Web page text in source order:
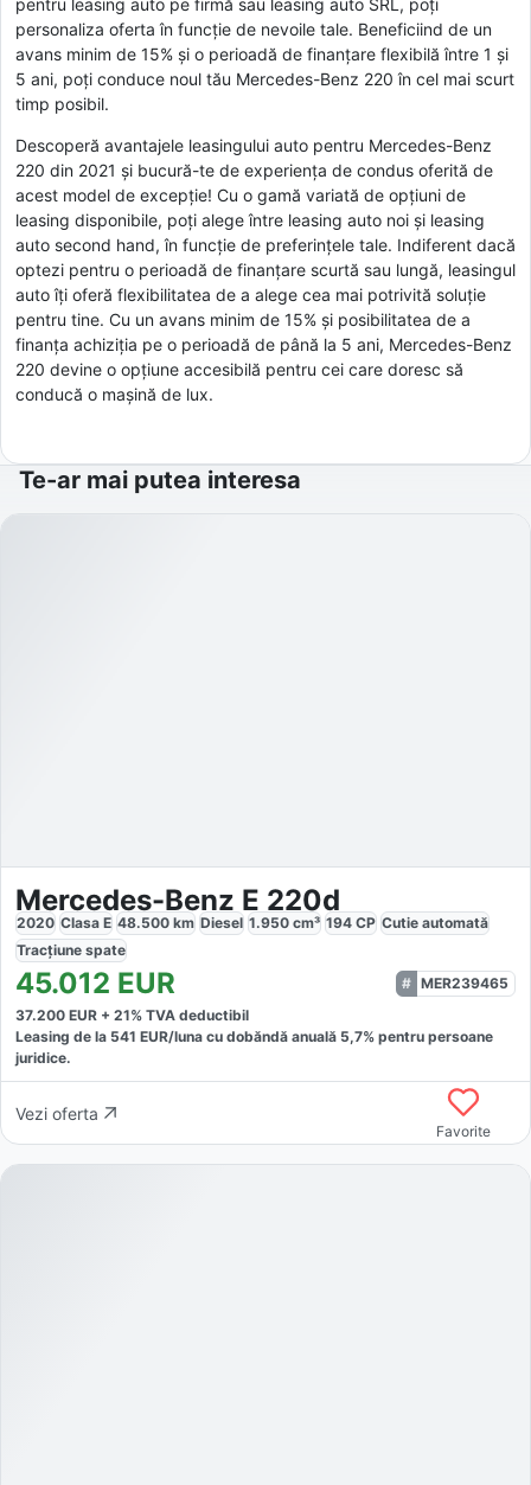
personaliza oferta în funcție de nevoile tale. Beneficiind de un
avans minim de 15% și o perioadă de finanțare flexibilă între 1 și
5 ani, poți conduce noul tău Mercedes-Benz 220 în cel mai scurt
timp posibil.
Descoperă avantajele leasingului auto pentru Mercedes-Benz
220 din 2021 și bucură-te de experiența de condus oferită de
acest model de excepție! Cu o gamă variată de opțiuni de
leasing disponibile, poți alege între leasing auto noi și leasing
auto second hand, în funcție de preferințele tale. Indiferent dacă
optezi pentru o perioadă de finanțare scurtă sau lungă, leasingul
auto îți oferă flexibilitatea de a alege cea mai potrivită soluție
pentru tine. Cu un avans minim de 15% și posibilitatea de a
finanța achiziția pe o perioadă de până la 5 ani, Mercedes-Benz
220 devine o opțiune accesibilă pentru cei care doresc să
conducă o mașină de lux.
Te-ar mai putea interesa
Mercedes-Benz E 220d
2020 Clasa E 48.500 km Diesel 1.950 cm³ 194 CP Cutie automată
Tracțiune spate
45.012 EUR
MER239465
37.200 EUR + 21% TVA deductibil
Leasing de la 541 EUR/luna cu dobăndă anuală 5,7% pentru persoane
juridice.
Vezi oferta
Favorite